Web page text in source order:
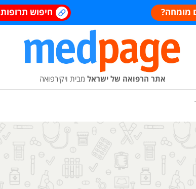
מומחה? חיפוש תרופות
אתר הרפואה של ישראל מבית ויקירפואה